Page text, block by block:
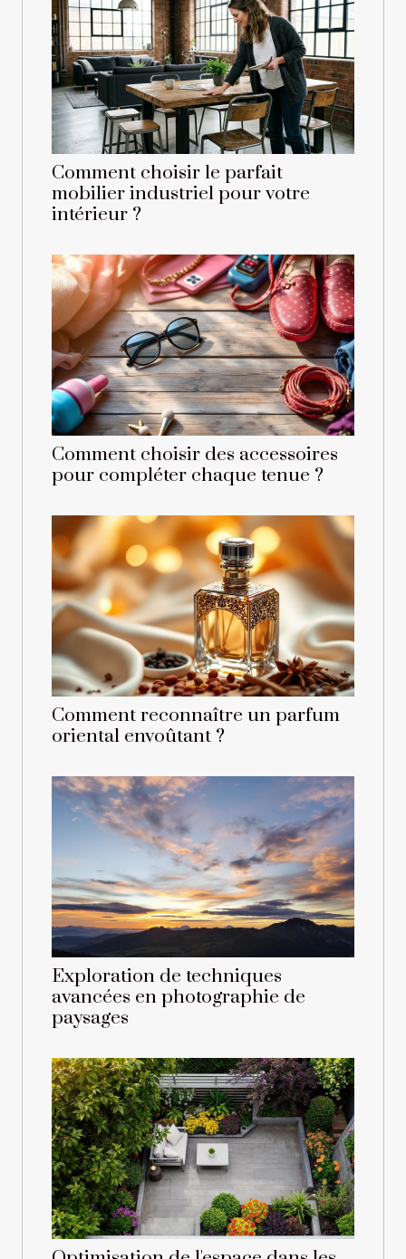
Comment choisir le parfait
mobilier industriel pour votre
intérieur ?
Comment choisir des accessoires
pour compléter chaque tenue ?
Comment reconnaître un parfum
oriental envoûtant ?
Exploration de techniques
avancées en photographie de
paysages